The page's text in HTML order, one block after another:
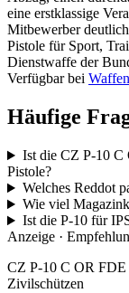
eine erstklassige
Mitbewerber
Pistole für Sport,
Dienstwaffe der
Verfügbar bei
Häufige
Ist die CZ P-10
Pistole?
Welches Reddot
Wie viel
Ist die P-10 für
Anzeige ·
CZ P-10 C OR FDE
Zivilschützen